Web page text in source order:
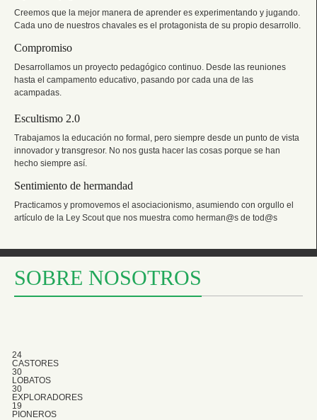
Creemos que la mejor manera de aprender es experimentando y jugando.
Cada uno de nuestros chavales es el protagonista de su propio desarrollo.
Compromiso
Desarrollamos un proyecto pedagógico continuo. Desde las reuniones
hasta el campamento educativo, pasando por cada una de las
acampadas.
Escultismo 2.0
Trabajamos la educación no formal, pero siempre desde un punto de vista
innovador y transgresor. No nos gusta hacer las cosas porque se han
hecho siempre así.
Sentimiento de hermandad
Practicamos y promovemos el asociacionismo, asumiendo con orgullo el
artículo de la Ley Scout que nos muestra como herman@s de tod@s
SOBRE NOSOTROS
24
CASTORES
30
LOBATOS
30
EXPLORADORES
19
PIONEROS